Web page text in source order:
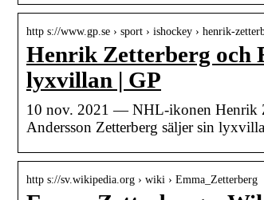
http s://www.gp.se › sport › ishockey › henrik-
Henrik Zetterberg och
lyxvillan | GP
10 nov. 2021 — NHL-ikonen Henrik
Andersson Zetterberg säljer sin
http s://sv.wikipedia.org › wiki › Emma_Zetterberg